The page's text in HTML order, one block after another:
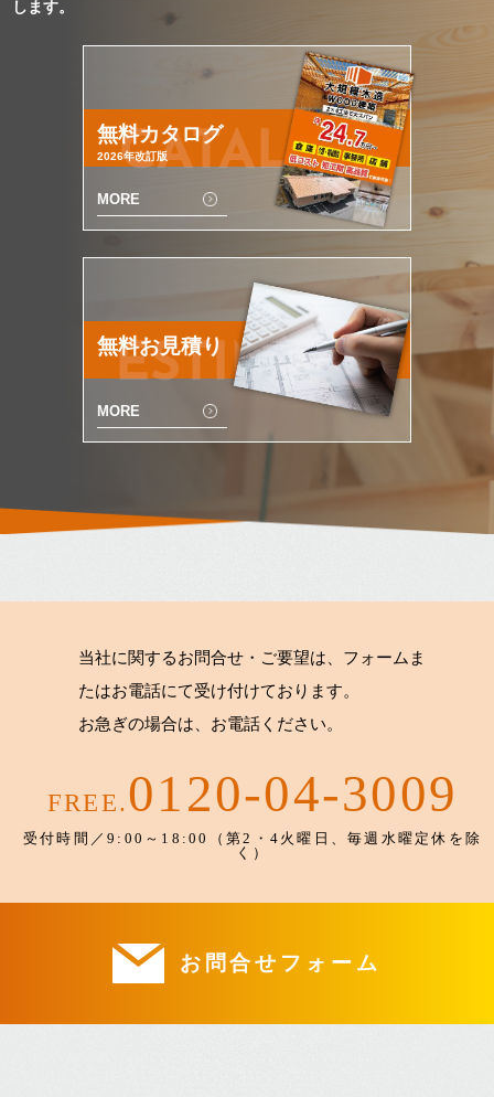
します。
CATALOG
無料カタログ
2026年改訂版
MORE
ESTIMATE
無料お見積り
MORE
当社に関するお問合せ・ご要望は、フォームま
たはお電話にて受け付けております。
お急ぎの場合は、お電話ください。
FREE.0120-04-3009
受付時間／9:00～18:00（第2・4火曜日、毎週水曜定休を除
く）
お問合せフォーム